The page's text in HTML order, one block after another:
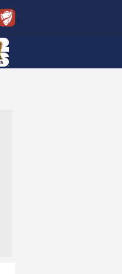
9.8.2026 - Paz